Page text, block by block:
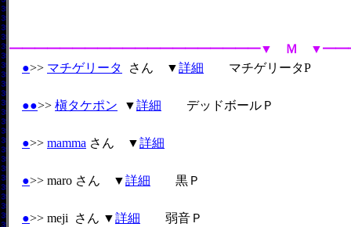
━━━━━━━━━━━━━━━━━━━━▼ Ｍ
●>> マチゲリータ さん ▼詳細 マチゲリータP
●●>> 槇タケポン ▼詳細 デッドボールＰ
●>> mamma さん ▼詳細
●>> maro さん ▼詳細 黒Ｐ
●>> meji さん ▼詳細 弱音Ｐ